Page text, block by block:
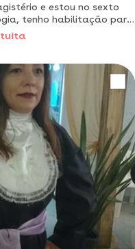
e estou no sexto
tenho habilitação para
até o quinto ano.